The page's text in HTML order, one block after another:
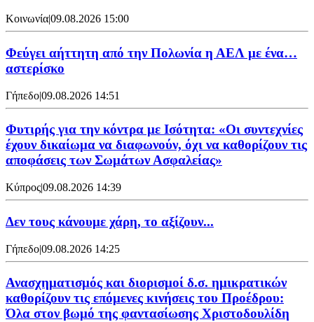
Κοινωνία|09.08.2026 15:00
Φεύγει αήττητη από την Πολωνία η ΑΕΛ με ένα…
αστερίσκο
Γήπεδο|09.08.2026 14:51
Φυτιρής για την κόντρα με Ισότητα: «Οι συντεχνίες
έχουν δικαίωμα να διαφωνούν, όχι να καθορίζουν τις
αποφάσεις των Σωμάτων Ασφαλείας»
Κύπρος|09.08.2026 14:39
Δεν τους κάνουμε χάρη, το αξίζουν...
Γήπεδο|09.08.2026 14:25
Ανασχηματισμός και διορισμοί δ.σ. ημικρατικών
καθορίζουν τις επόμενες κινήσεις του Προέδρου:
Όλα στον βωμό της φαντασίωσης Χριστοδουλίδη